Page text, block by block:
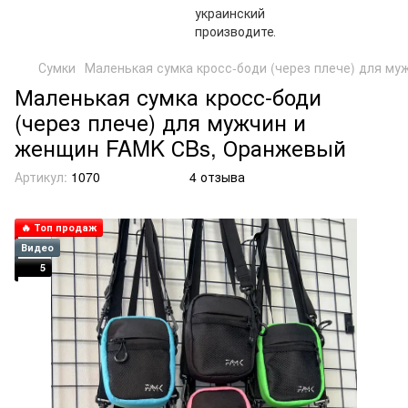
Сумки Маленькая сумка кросс-боди (через плече) для
Маленькая сумка кросс-боди
(через плече) для мужчин и
женщин FAMK СBs, Оранжевый
Артикул: 1070 4 отзыва
🔥 Топ продаж
Видео
5